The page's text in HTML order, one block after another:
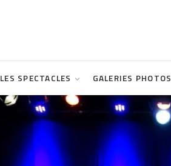
LES SPECTACLES GALERIES PHOTOS